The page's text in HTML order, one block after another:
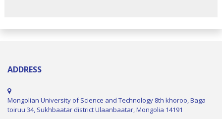
ADDRESS
Mongolian University of Science and Technology 8th khoroo, Baga
toiruu 34, Sukhbaatar district Ulaanbaatar, Mongolia 14191